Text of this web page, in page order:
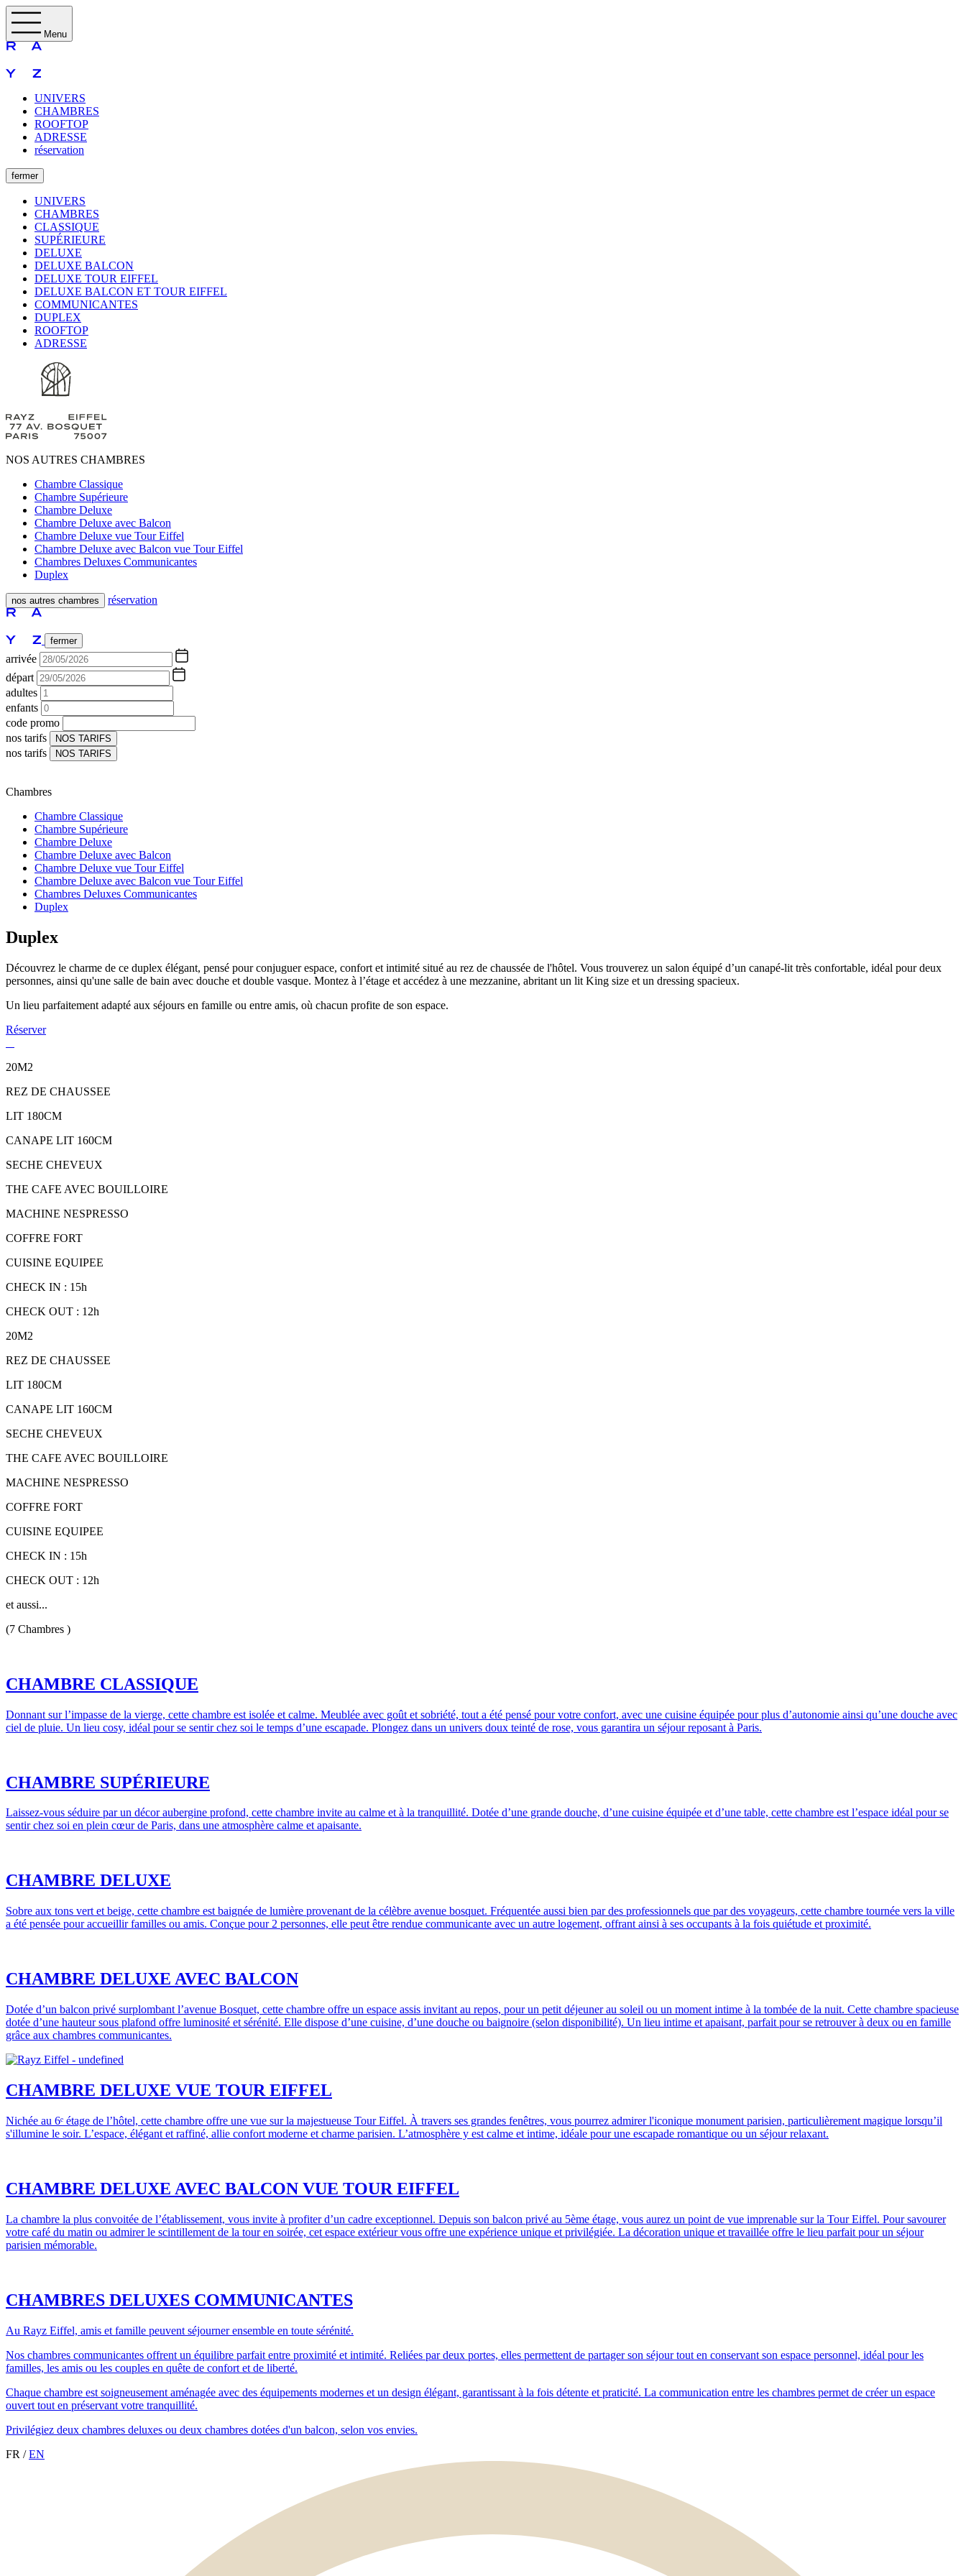
Menu
UNIVERS
CHAMBRES
ROOFTOP
ADRESSE
réservation
fermer
UNIVERS
CHAMBRES
CLASSIQUE
SUPÉRIEURE
DELUXE
DELUXE BALCON
DELUXE TOUR EIFFEL
DELUXE BALCON ET TOUR EIFFEL
COMMUNICANTES
DUPLEX
ROOFTOP
ADRESSE
NOS AUTRES CHAMBRES
Chambre Classique
Chambre Supérieure
Chambre Deluxe
Chambre Deluxe avec Balcon
Chambre Deluxe vue Tour Eiffel
Chambre Deluxe avec Balcon vue Tour Eiffel
Chambres Deluxes Communicantes
Duplex
nos autres chambres réservation
fermer
arrivée
départ
adultes
enfants
code promo
nos tarifs
NOS TARIFS
nos tarifs NOS TARIFS
Chambres
Chambre Classique
Chambre Supérieure
Chambre Deluxe
Chambre Deluxe avec Balcon
Chambre Deluxe vue Tour Eiffel
Chambre Deluxe avec Balcon vue Tour Eiffel
Chambres Deluxes Communicantes
Duplex
Duplex
Découvrez le charme de ce duplex élégant, pensé pour conjuguer espace, confort et intimité situé au rez de chaussée de l'hôtel. Vous trouverez un salon équipé d’un canapé-lit très confortable, idéal pour deux
personnes, ainsi qu'une salle de bain avec douche et double vasque. Montez à l’étage et accédez à une mezzanine, abritant un lit King size et un dressing spacieux.
Un lieu parfaitement adapté aux séjours en famille ou entre amis, où chacun profite de son espace.
Réserver
20M2
REZ DE CHAUSSEE
LIT 180CM
CANAPE LIT 160CM
SECHE CHEVEUX
THE CAFE AVEC BOUILLOIRE
MACHINE NESPRESSO
COFFRE FORT
CUISINE EQUIPEE
CHECK IN : 15h
CHECK OUT : 12h
20M2
REZ DE CHAUSSEE
LIT 180CM
CANAPE LIT 160CM
SECHE CHEVEUX
THE CAFE AVEC BOUILLOIRE
MACHINE NESPRESSO
COFFRE FORT
CUISINE EQUIPEE
CHECK IN : 15h
CHECK OUT : 12h
et aussi...
(7 Chambres )
CHAMBRE CLASSIQUE
Donnant sur l’impasse de la vierge, cette chambre est isolée et calme. Meublée avec goût et sobriété, tout a été pensé pour votre confort, avec une cuisine équipée pour plus d’autonomie ainsi qu’une douche avec
ciel de pluie. Un lieu cosy, idéal pour se sentir chez soi le temps d’une escapade. Plongez dans un univers doux teinté de rose, vous garantira un séjour reposant à Paris.
CHAMBRE SUPÉRIEURE
Laissez-vous séduire par un décor aubergine profond, cette chambre invite au calme et à la tranquillité. Dotée d’une grande douche, d’une cuisine équipée et d’une table, cette chambre est l’espace idéal pour se
sentir chez soi en plein cœur de Paris, dans une atmosphère calme et apaisante.
CHAMBRE DELUXE
Sobre aux tons vert et beige, cette chambre est baignée de lumière provenant de la célèbre avenue bosquet. Fréquentée aussi bien par des professionnels que par des voyageurs, cette chambre tournée vers la ville
a été pensée pour accueillir familles ou amis. Conçue pour 2 personnes, elle peut être rendue communicante avec un autre logement, offrant ainsi à ses occupants à la fois quiétude et proximité.
CHAMBRE DELUXE AVEC BALCON
Dotée d’un balcon privé surplombant l’avenue Bosquet, cette chambre offre un espace assis invitant au repos, pour un petit déjeuner au soleil ou un moment intime à la tombée de la nuit. Cette chambre spacieuse
dotée d’une hauteur sous plafond offre luminosité et sérénité. Elle dispose d’une cuisine, d’une douche ou baignoire (selon disponibilité). Un lieu intime et apaisant, parfait pour se retrouver à deux ou en famille
grâce aux chambres communicantes.
CHAMBRE DELUXE VUE TOUR EIFFEL
Nichée au 6ᵉ étage de l’hôtel, cette chambre offre une vue sur la majestueuse Tour Eiffel. À travers ses grandes fenêtres, vous pourrez admirer l'iconique monument parisien, particulièrement magique lorsqu’il
s'illumine le soir. L’espace, élégant et raffiné, allie confort moderne et charme parisien. L’atmosphère y est calme et intime, idéale pour une escapade romantique ou un séjour relaxant.
CHAMBRE DELUXE AVEC BALCON VUE TOUR EIFFEL
La chambre la plus convoitée de l’établissement, vous invite à profiter d’un cadre exceptionnel. Depuis son balcon privé au 5ème étage, vous aurez un point de vue imprenable sur la Tour Eiffel. Pour savourer
votre café du matin ou admirer le scintillement de la tour en soirée, cet espace extérieur vous offre une expérience unique et privilégiée. La décoration unique et travaillée offre le lieu parfait pour un séjour
parisien mémorable.
CHAMBRES DELUXES COMMUNICANTES
Au Rayz Eiffel, amis et famille peuvent séjourner ensemble en toute sérénité.
Nos chambres communicantes offrent un équilibre parfait entre proximité et intimité. Reliées par deux portes, elles permettent de partager son séjour tout en conservant son espace personnel, idéal pour les
familles, les amis ou les couples en quête de confort et de liberté.
Chaque chambre est soigneusement aménagée avec des équipements modernes et un design élégant, garantissant à la fois détente et praticité. La communication entre les chambres permet de créer un espace
ouvert tout en préservant votre tranquillité.
Privilégiez deux chambres deluxes ou deux chambres dotées d'un balcon, selon vos envies.
FR /EN